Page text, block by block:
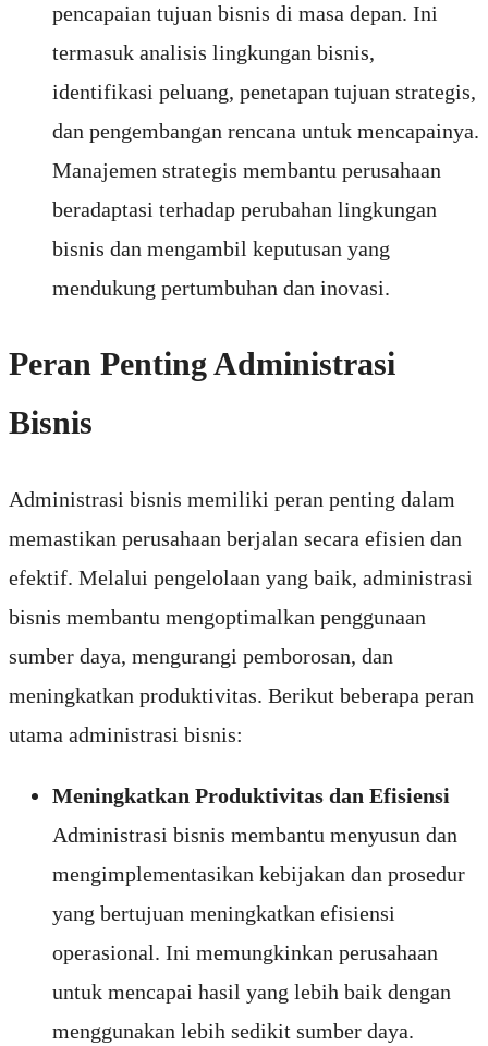
pencapaian tujuan bisnis di masa depan. Ini
termasuk analisis lingkungan bisnis,
identifikasi peluang, penetapan tujuan strategis,
dan pengembangan rencana untuk mencapainya.
Manajemen strategis membantu perusahaan
beradaptasi terhadap perubahan lingkungan
bisnis dan mengambil keputusan yang
mendukung pertumbuhan dan inovasi.
Peran Penting Administrasi
Bisnis
Administrasi bisnis memiliki peran penting dalam
memastikan perusahaan berjalan secara efisien dan
efektif. Melalui pengelolaan yang baik, administrasi
bisnis membantu mengoptimalkan penggunaan
sumber daya, mengurangi pemborosan, dan
meningkatkan produktivitas. Berikut beberapa peran
utama administrasi bisnis:
Meningkatkan Produktivitas dan Efisiensi
Administrasi bisnis membantu menyusun dan
mengimplementasikan kebijakan dan prosedur
yang bertujuan meningkatkan efisiensi
operasional. Ini memungkinkan perusahaan
untuk mencapai hasil yang lebih baik dengan
menggunakan lebih sedikit sumber daya.